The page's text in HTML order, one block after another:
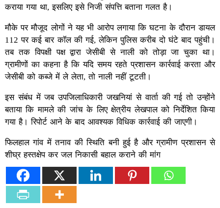
कराया गया था, इसलिए इसे निजी संपत्ति बताना गलत है।
मौके पर मौजूद लोगों ने यह भी आरोप लगाया कि घटना के दौरान डायल
112 पर कई बार कॉल की गई, लेकिन पुलिस करीब दो घंटे बाद पहुंची।
तब तक विपक्षी पक्ष द्वारा जेसीबी से नाली को तोड़ा जा चुका था।
ग्रामीणों का कहना है कि यदि समय रहते प्रशासन कार्रवाई करता और
जेसीबी को कब्जे में ले लेता, तो नाली नहीं टूटती।
इस संबंध में जब उपजिलाधिकारी जखनियां से वार्ता की गई तो उन्होंने
बताया कि मामले की जांच के लिए क्षेत्रीय लेखपाल को निर्देशित किया
गया है। रिपोर्ट आने के बाद आवश्यक विधिक कार्रवाई की जाएगी।
फिलहाल गांव में तनाव की स्थिति बनी हुई है और ग्रामीण प्रशासन से
शीघ्र हस्तक्षेप कर जल निकासी बहाल कराने की मांग